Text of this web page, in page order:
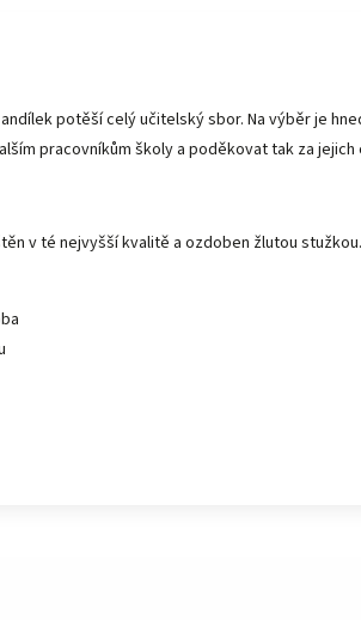
potěší celý učitelský sbor. Na výběr je
pracovníkům školy a poděkovat tak za
v té nejvyšší kvalitě a ozdoben žlutou stužkou.